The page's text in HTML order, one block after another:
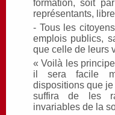
formation, soit
représentants,
- Tous les
emplois publics,
que celle de leurs
« Voilà les
il sera facile
dispositions que je
suffira de les
invariables de la